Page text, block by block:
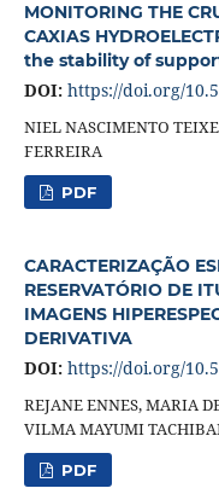
MONITORING THE
CAXIAS
the stability of
DOI: https://doi.org/
NIEL NASCIMENTO
FERREIRA
PDF
CARACTERIZAÇÃO
RESERVATÓRIO DE
IMAGENS
DERIVATIVA
DOI: https://doi.org/
REJANE ENNES, MARIA
VILMA MAYUMI
PDF